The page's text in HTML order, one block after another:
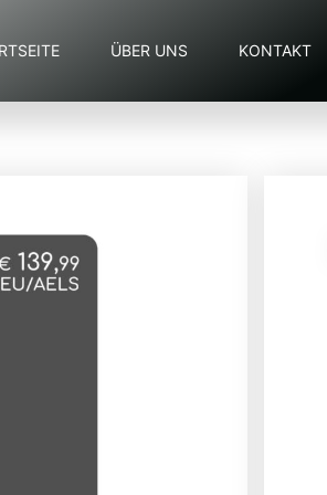
ÜBER UNS KONTAKT